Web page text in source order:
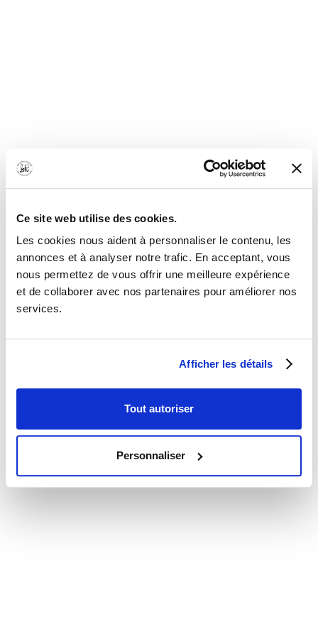
Ce site web utilise des cookies.
Les cookies nous aident à personnaliser le contenu, les
annonces et à analyser notre trafic. En acceptant, vous
nous permettez de vous offrir une meilleure expérience
et de collaborer avec nos partenaires pour améliorer nos
services.
Afficher les détails
Tout autoriser
Personnaliser
Log in
Email
Don't have an account?